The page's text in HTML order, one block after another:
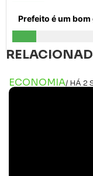
Prefeito é um
ECONOMIA/ HÁ 2